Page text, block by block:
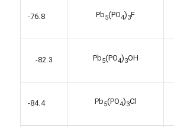
Pb5(PO4)3F
-76.8
Pb5(PO4)3OH
-82.3
Pb5(PO4)3Cl
-84.4